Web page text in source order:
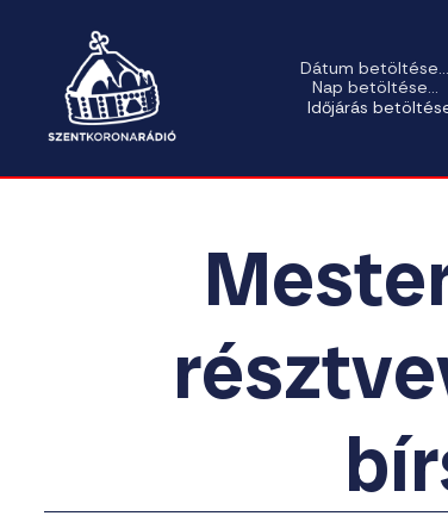
Dátum betöltése...
Nap betöltése...
Időjárás